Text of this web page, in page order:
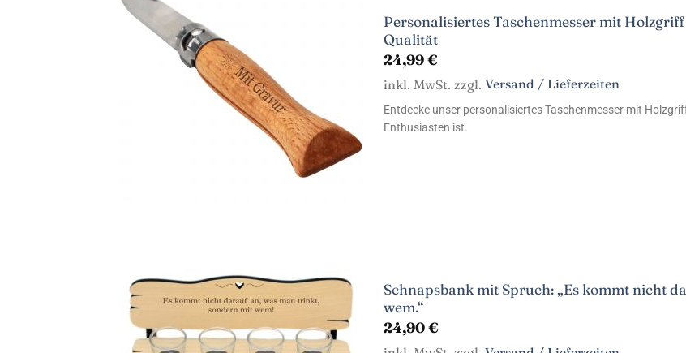
Personalisiertes Taschenmesser mit
Qualität
24,99€
inkl. MwSt. zzgl.Versand / Lieferzeiten
Entdecke unser personalisiertes Taschenmesser mit
Enthusiasten ist.
Schnapsbank mit Spruch: „Es kommt nicht
wem.“
24,90€